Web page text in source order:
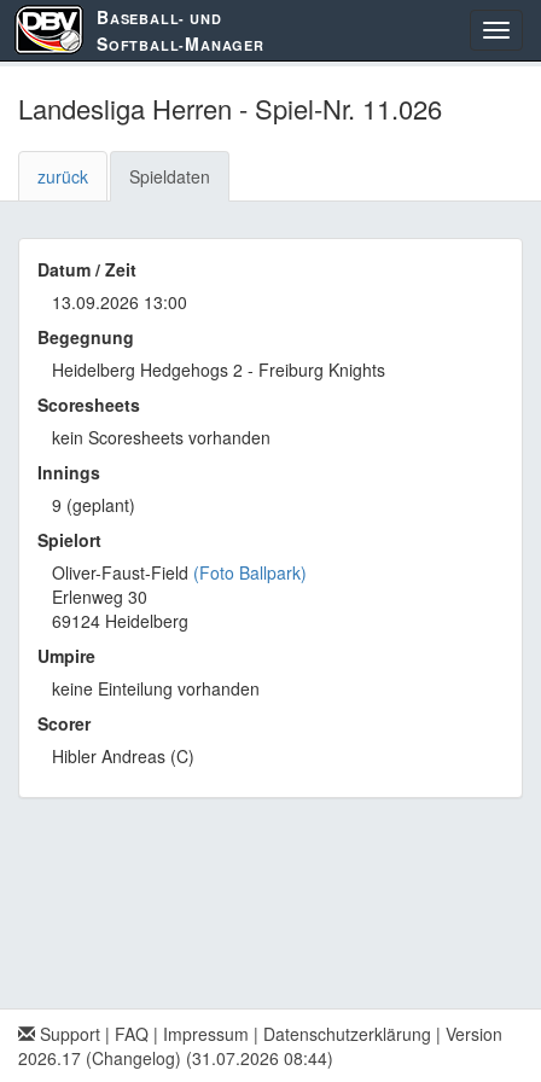
BASEBALL- UND
SOFTBALL-MANAGER
Landesliga Herren - Spiel-Nr. 11.026
zurück Spieldaten
Datum / Zeit
13.09.2026 13:00
Begegnung
Heidelberg Hedgehogs 2 - Freiburg Knights
Scoresheets
kein Scoresheets vorhanden
Innings
9 (geplant)
Spielort
Oliver-Faust-Field (Foto Ballpark)
Erlenweg 30
69124 Heidelberg
Umpire
keine Einteilung vorhanden
Scorer
Hibler Andreas (C)
Support | FAQ | Impressum | Datenschutzerklärung | Version
2026.17 (Changelog) (31.07.2026 08:44)